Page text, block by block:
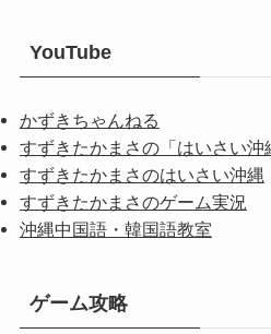
YouTube
かずきちゃんねる
すずきたかまさの「はいさい沖
すずきたかまさのはいさい沖縄
すずきたかまさのゲーム実況
沖縄中国語・韓国語教室
ゲーム攻略